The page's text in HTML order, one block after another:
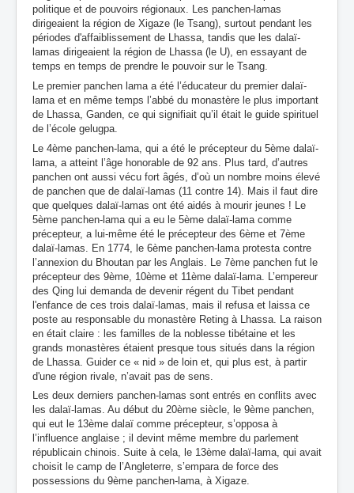
politique et de pouvoirs régionaux. Les panchen-lamas
dirigeaient la région de Xigaze (le Tsang), surtout pendant les
périodes d'affaiblissement de Lhassa, tandis que les dalaï-
lamas dirigeaient la région de Lhassa (le U), en essayant de
temps en temps de prendre le pouvoir sur le Tsang.
Le premier panchen lama a été l’éducateur du premier dalaï-
lama et en même temps l’abbé du monastère le plus important
de Lhassa, Ganden, ce qui signifiait qu’il était le guide spirituel
de l’école gelugpa.
Le 4ème panchen-lama, qui a été le précepteur du 5ème dalaï-
lama, a atteint l’âge honorable de 92 ans. Plus tard, d’autres
panchen ont aussi vécu fort âgés, d’où un nombre moins élevé
de panchen que de dalaï-lamas (11 contre 14). Mais il faut dire
que quelques dalaï-lamas ont été aidés à mourir jeunes ! Le
5ème panchen-lama qui a eu le 5ème dalaï-lama comme
précepteur, a lui-même été le précepteur des 6ème et 7ème
dalaï-lamas. En 1774, le 6ème panchen-lama protesta contre
l’annexion du Bhoutan par les Anglais. Le 7ème panchen fut le
précepteur des 9ème, 10ème et 11ème dalaï-lama. L’empereur
des Qing lui demanda de devenir régent du Tibet pendant
l'enfance de ces trois dalaï-lamas, mais il refusa et laissa ce
poste au responsable du monastère Reting à Lhassa. La raison
en était claire : les familles de la noblesse tibétaine et les
grands monastères étaient presque tous situés dans la région
de Lhassa. Guider ce « nid » de loin et, qui plus est, à partir
d'une région rivale, n’avait pas de sens.
Les deux derniers panchen-lamas sont entrés en conflits avec
les dalaï-lamas. Au début du 20ème siècle, le 9ème panchen,
qui eut le 13ème dalaï comme précepteur, s’opposa à
l’influence anglaise ; il devint même membre du parlement
républicain chinois. Suite à cela, le 13ème dalaï-lama, qui avait
choisit le camp de l’Angleterre, s’empara de force des
possessions du 9ème panchen-lama, à Xigaze.